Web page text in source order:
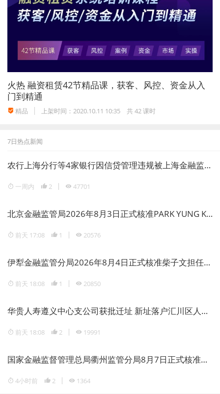
火热 融资租赁42节精品课，获客、风控、资金从入
门到精通
精品 上架时间：2020.10.11 10:35 共 42 课时
7日热点新闻
农行上海分行等4家银行因信贷管理违规被上海金融监管局重罚1946万元
一周内 2 47701
北京金融监管局2026年8月3日正式核准PARK YUNG KEUN担任北京法巴天星财险董事
前天 17:08 1 20576
伊犁金融监管分局2026年8月4日正式核准柴子文担任中信银行伊犁分行副行长
前天 18:08 1 20850
华贵人寿遵义中心支公司获批迁址 新址落户汇川区人民路国投综合大楼
前天 18:08 2 19991
国家金融监督管理总局衢州监管分局8月7日正式核准张春英担任常山联合村镇银行董事
4小时前 2 1364